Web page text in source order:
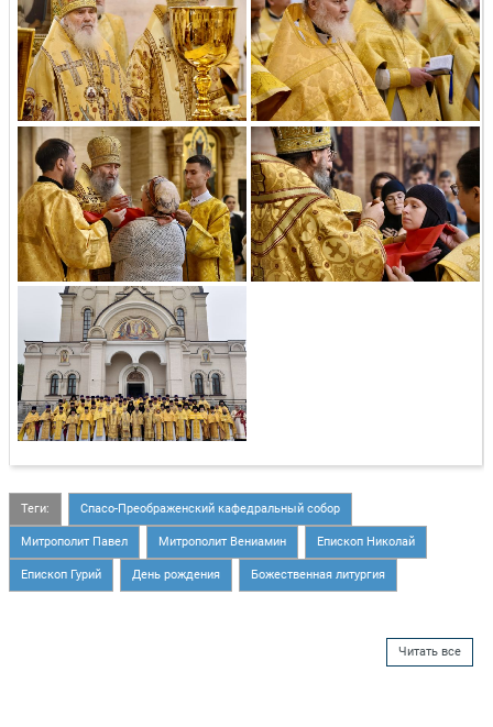
Теги: Спасо-Преображенский кафедральный собор
Митрополит Павел Митрополит Вениамин Епископ Николай
Епископ Гурий День рождения Божественная литургия
Читать все